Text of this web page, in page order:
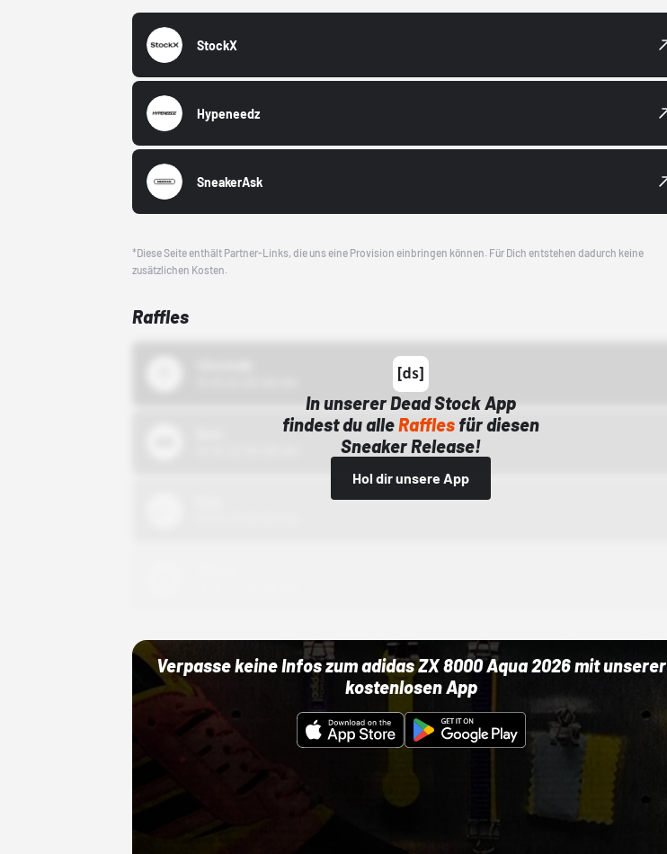
StockX
Hypeneedz
SneakerAsk
*Diese Seite enthält Partner-Links, die uns eine Provision einbringen können. Für Dich entstehen dadurch keine
zusätzlichen Kosten.
Raffles
In unserer Dead Stock App
findest du alleRaffles für diesen
Sneaker Release!
Hol dir unsere App
Verpasse keine Infos zum adidas ZX 8000 Aqua 2026 mit unserer
kostenlosen App